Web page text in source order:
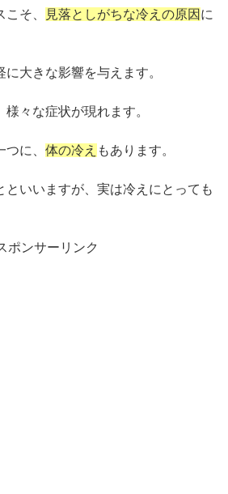
そ、 見落としがちな冷えの原因 に
大きな影響を与えます。
々な症状が現れます。
つに、体の冷え もあります。
といいますが、実は冷えにとっても
ポンサーリンク